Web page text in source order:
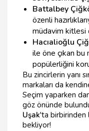
Battalbey
özenli
müdavim kitlesi
Hacıalioğlu
ile öne çıkan
popülerliğini
Bu zincirlerin yanı
markaları da
Seçim yaparken
göz önünde
Uşak'ta birbirinden
bekliyor!